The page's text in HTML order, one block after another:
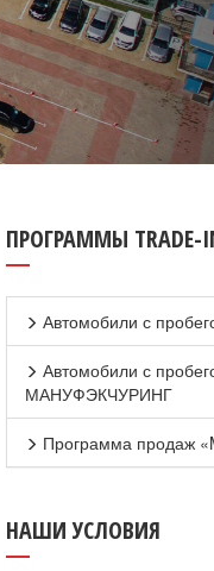
ПРОГРАММЫ TRADE-
Автомобили с
Автомобили с
МАНУФЭКЧУРИНГ
Программа продаж
НАШИ УСЛОВИЯ